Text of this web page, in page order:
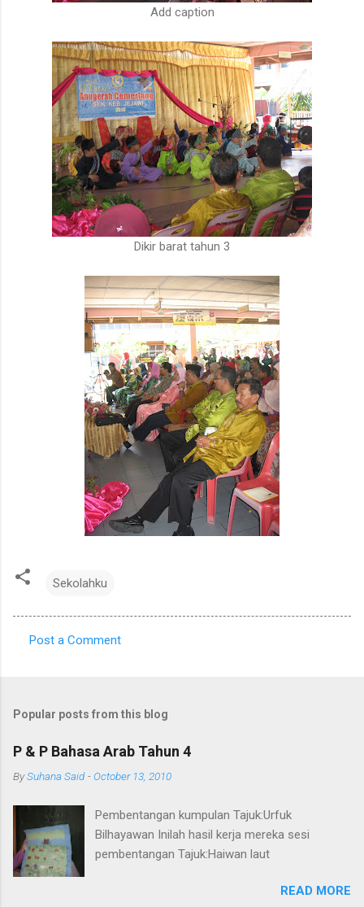
Add caption
Dikir barat tahun 3
Sekolahku
m
e
n
Post a Comment
Popular posts from this blog
P & P Bahasa Arab Tahun 4
BySuhana Said -October 13, 2010
Pembentangan kumpulan Tajuk:Urfuk
Bilhayawan Inilah hasil kerja mereka sesi
pembentangan Tajuk:Haiwan laut
READ MORE